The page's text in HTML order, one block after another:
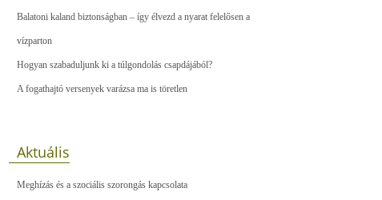
Balatoni kaland biztonságban – így élvezd a nyarat felelősen a
vízparton
Hogyan szabaduljunk ki a túlgondolás csapdájából?
A fogathajtó versenyek varázsa ma is töretlen
Aktuális
Meghízás és a szociális szorongás kapcsolata